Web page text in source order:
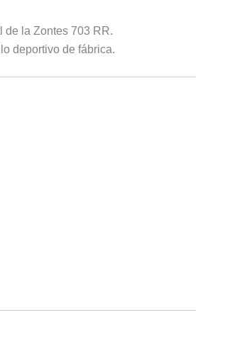
de la Zontes 703 RR.
deportivo de fábrica.